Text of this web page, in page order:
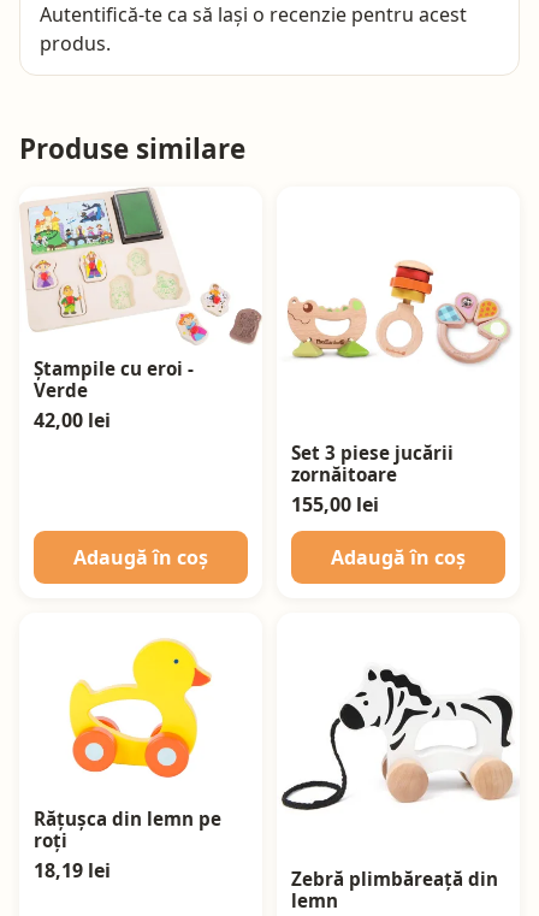
Autentifică-te ca să lași o recenzie pentru acest
produs.
Produse similare
Ștampile cu eroi -
Verde
42,00 lei
Adaugă în coș
Set 3 piese jucării
zornăitoare
155,00 lei
Adaugă în coș
Rățușca din lemn pe
roți
18,19 lei
Zebră plimbăreață din
lemn